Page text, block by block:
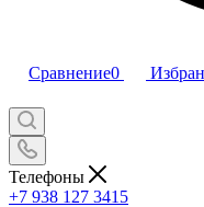
Сравнение0
Телефоны
+7 938 127 3415